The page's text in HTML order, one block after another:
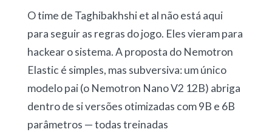
O time de Taghibakhshi et al não está aqui
para seguir as regras do jogo. Eles vieram para
hackear o sistema. A proposta do Nemotron
Elastic é simples, mas subversiva: um único
modelo pai (o Nemotron Nano V2 12B) abriga
dentro de si versões otimizadas com 9B e 6B
parâmetros — todas treinadas